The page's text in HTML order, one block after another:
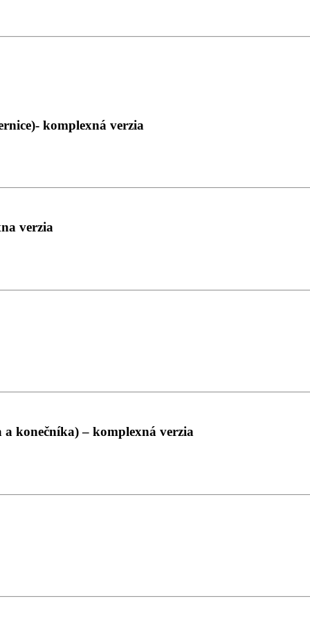
komplexná verzia
verzia
konečníka) – komplexná verzia